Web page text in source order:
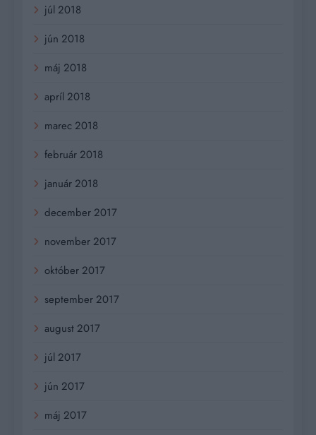
júl 2018
jún 2018
máj 2018
apríl 2018
marec 2018
február 2018
január 2018
december 2017
november 2017
október 2017
september 2017
august 2017
júl 2017
jún 2017
máj 2017